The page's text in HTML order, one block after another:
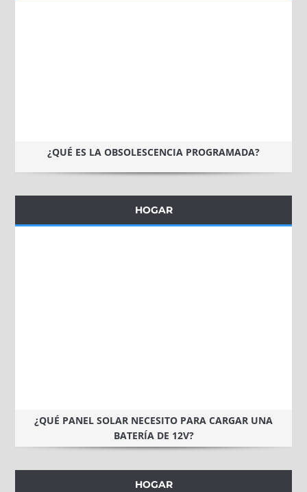
¿QUÉ ES LA OBSOLESCENCIA PROGRAMADA?
HOGAR
¿QUÉ PANEL SOLAR NECESITO PARA CARGAR UNA
BATERÍA DE 12V?
HOGAR